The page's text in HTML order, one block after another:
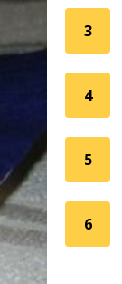
3
4
5
6